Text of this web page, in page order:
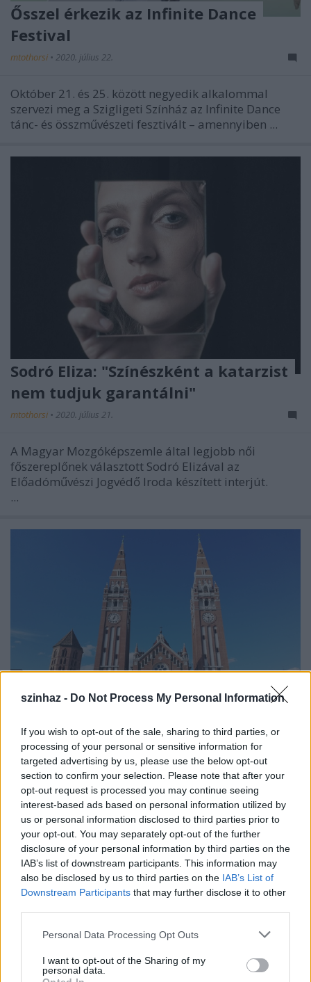
szinhaz - Do Not Process My Personal Information
If you wish to opt-out of the sale, sharing to third parties, or
processing of your personal or sensitive information for
targeted advertising by us, please use the below opt-out
section to confirm your selection. Please note that after your
opt-out request is processed you may continue seeing
interest-based ads based on personal information utilized by
us or personal information disclosed to third parties prior to
your opt-out. You may separately opt-out of the further
disclosure of your personal information by third parties on the
IAB’s list of downstream participants. This information may
also be disclosed by us to third parties on the IAB’s List of
Downstream Participants that may further disclose it to other
Please note that this website/app uses one or more Google
not limited to your visit or usage behaviour. You may click to
grant or deny consent to Google and its third-party tags to
Personal Data Processing Opt Outs
I want to opt-out of the Sharing of my
personal data.
Ősszel érkezik az Infinite Dance
Festival
mtothorsi • 2020. július 22.
Október 21. és 25. között negyedik alkalommal
szervezi meg a Szigligeti Színház az Infinite Dance
tánc- és összművészeti fesztivált – amennyiben ...
Sodró Eliza: "Színészként a katarzist
nem tudjuk garantálni"
mtothorsi • 2020. július 21.
A Magyar Mozgóképszemle által legjobb női
főszereplőnek választott Sodró Elizával az
Előadóművészi Jogvédő Iroda készített interjút.
...
Épül a Dóm téri szabadtéri színpad
mtothorsi•2020. július 16.
Megkezdődött a Szegedi Szabadtéri Játékok Dóm
téri játszóhelyének építése. A fesztivál ikonikus
helyszínének számító téren elsőként ...